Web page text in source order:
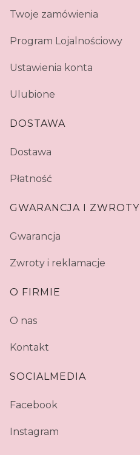
Twoje zamówienia
Program Lojalnościowy
Ustawienia konta
Ulubione
DOSTAWA
Dostawa
Płatność
GWARANCJA I ZWROTY
Gwarancja
Zwroty i reklamacje
O FIRMIE
O nas
Kontakt
SOCIALMEDIA
Facebook
Instagram